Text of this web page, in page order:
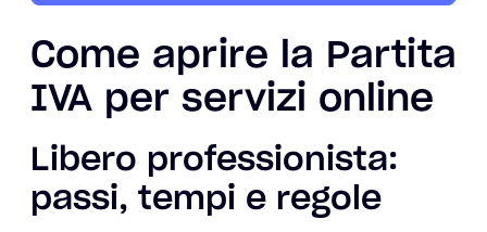
Come aprire la Partita
IVA per servizi online
Libero professionista:
passi, tempi e regole